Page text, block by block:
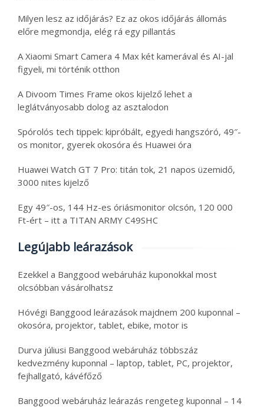
Milyen lesz az időjárás? Ez az okos időjárás állomás
előre megmondja, elég rá egy pillantás
A Xiaomi Smart Camera 4 Max két kamerával és AI-jal
figyeli, mi történik otthon
A Divoom Times Frame okos kijelző lehet a
leglátványosabb dolog az asztalodon
Spórolós tech tippek: kipróbált, egyedi hangszóró, 49″-
os monitor, gyerek okosóra és Huawei óra
Huawei Watch GT 7 Pro: titán tok, 21 napos üzemidő,
3000 nites kijelző
Egy 49″-os, 144 Hz-es óriásmonitor olcsón, 120 000
Ft-ért – itt a TITAN ARMY C49SHC
Legújabb leárazások
Ezekkel a Banggood webáruház kuponokkal most
olcsóbban vásárolhatsz
Hóvégi Banggood leárazások majdnem 200 kuponnal –
okosóra, projektor, tablet, ebike, motor is
Durva júliusi Banggood webáruház többszáz
kedvezmény kuponnal – laptop, tablet, PC, projektor,
fejhallgató, kávéfőző
Banggood webáruház leárazás rengeteg kuponnal – 14